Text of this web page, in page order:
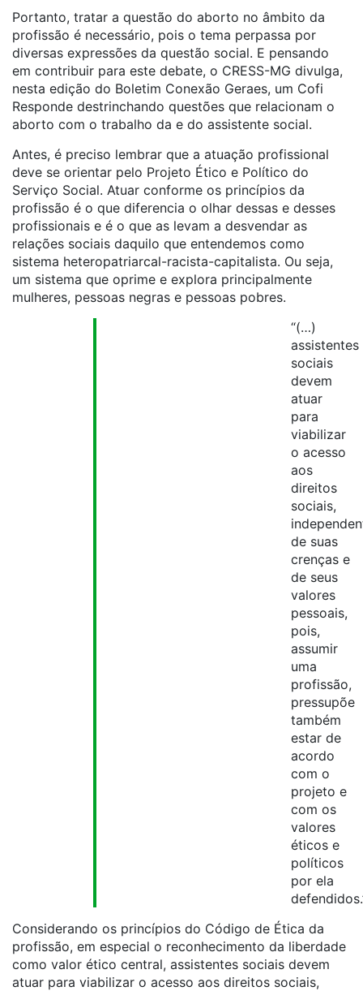
Portanto, tratar a questão do aborto no âmbito da
profissão é necessário, pois o tema perpassa por
diversas expressões da questão social. E pensando
em contribuir para este debate, o CRESS-MG divulga,
nesta edição do Boletim Conexão Geraes, um Cofi
Responde destrinchando questões que relacionam o
aborto com o trabalho da e do assistente social.
Antes, é preciso lembrar que a atuação profissional
deve se orientar pelo Projeto Ético e Político do
Serviço Social. Atuar conforme os princípios da
profissão é o que diferencia o olhar dessas e desses
profissionais e é o que as levam a desvendar as
relações sociais daquilo que entendemos como
sistema heteropatriarcal-racista-capitalista. Ou seja,
um sistema que oprime e explora principalmente
mulheres, pessoas negras e pessoas pobres.
“(…)
assistentes
sociais
devem
atuar
para
viabilizar
o acesso
aos
direitos
sociais,
de suas
crenças e
de seus
valores
pessoais,
pois,
assumir
uma
profissão,
pressupõe
também
estar de
acordo
com o
projeto e
com os
valores
éticos e
políticos
por ela
Considerando os princípios do Código de Ética da
profissão, em especial o reconhecimento da liberdade
como valor ético central, assistentes sociais devem
atuar para viabilizar o acesso aos direitos sociais,